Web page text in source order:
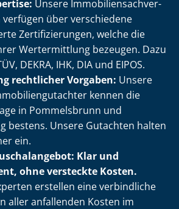
Unsere Im­mo­bi­li­en­sach­ver­
über verschiedene
Zer­ti­fi­zie­run­gen, welche die
Wertermittlung bezeugen. Dazu
DEKRA, IHK, DIA und EIPOS.
rechtlicher Vorgaben: Unsere
kennen die
in Pommelsbrunn und
bestens. Unsere Gutachten halten
ein.
Klar und
ohne versteckte Kosten.
erstellen eine verbindliche
aller anfallenden Kosten im